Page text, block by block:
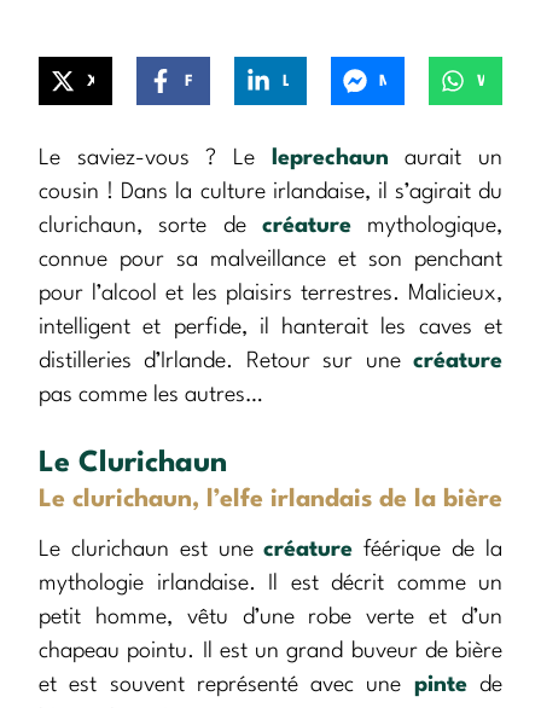
Le saviez-vous ? Le leprechaun aurait un
cousin ! Dans la culture irlandaise, il s’agirait du
clurichaun, sorte de créaturemythologique,
connue pour sa malveillance et son penchant
pour l’alcool et les plaisirs terrestres. Malicieux,
intelligent et perfide, il hanterait les caves et
distilleries d’Irlande. Retour sur une créature
pas comme les autres…
Le Clurichaun
Le clurichaun, l’elfe irlandais de la bière
Le clurichaun est unecréature féérique de la
mythologie irlandaise. Il est décrit comme un
petit homme, vêtu d’une robe verte et d’un
chapeau pointu. Il est un grand buveur de bière
et est souvent représenté avec une pintede